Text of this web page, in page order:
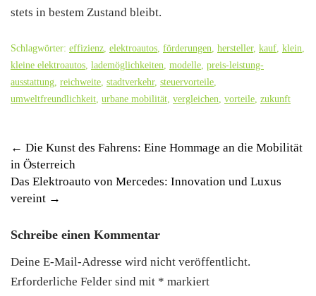
stets in bestem Zustand bleibt.
Schlagwörter: effizienz elektroautos förderungen hersteller, kauf klein
kleine elektroautos lademöglichkeiten modelle preis-leistung-
ausstattung reichweite stadtverkehr, steuervorteile
umweltfreundlichkeit urbane mobilität vergleichen vorteile zukunft
Post
navigation
← Die Kunst des Fahrens: Eine Hommage an die Mobilität
in Österreich
Das Elektroauto von Mercedes: Innovation und Luxus
vereint →
Schreibe einen Kommentar
Deine E-Mail-Adresse wird nicht veröffentlicht.
Erforderliche Felder sind mit * markiert